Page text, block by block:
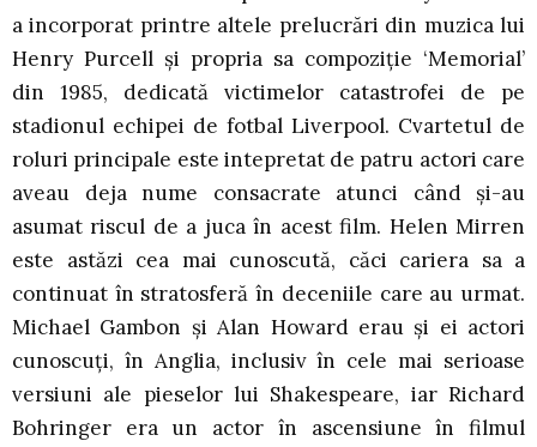
a incorporat printre altele prelucrări din muzica lui
Henry Purcell și propria sa compoziție ‘Memorial’
din 1985, dedicată victimelor catastrofei de pe
stadionul echipei de fotbal Liverpool. Cvartetul de
roluri principale este intepretat de patru actori care
aveau deja nume consacrate atunci când și-au
asumat riscul de a juca în acest film. Helen Mirren
este astăzi cea mai cunoscută, căci cariera sa a
continuat în stratosferă în deceniile care au urmat.
Michael Gambon și Alan Howard erau și ei actori
cunoscuți, în Anglia, inclusiv în cele mai serioase
versiuni ale pieselor lui Shakespeare, iar Richard
Bohringer era un actor în ascensiune în filmul